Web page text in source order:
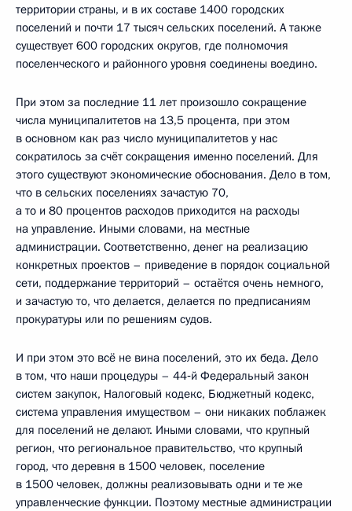
территории страны, и в их составе 1400 городских
поселений и почти 17 тысяч сельских поселений. А также
существует 600 городских округов, где полномочия
поселенческого и районного уровня соединены воедино.
При этом за последние 11 лет произошло сокращение
числа муниципалитетов на 13,5 процента, при этом
в основном как раз число муниципалитетов у нас
сократилось за счёт сокращения именно поселений. Для
этого существуют экономические обоснования. Дело в том,
что в сельских поселениях зачастую 70,
а то и 80 процентов расходов приходится на расходы
на управление. Иными словами, на местные
администрации. Соответственно, денег на реализацию
конкретных проектов – приведение в порядок социальной
сети, поддержание территорий – остаётся очень немного,
и зачастую то, что делается, делается по предписаниям
прокуратуры или по решениям судов.
И при этом это всё не вина поселений, это их беда. Дело
в том, что наши процедуры – 44‑й Федеральный закон
систем закупок, Налоговый кодекс, Бюджетный кодекс,
система управления имуществом – они никаких поблажек
для поселений не делают. Иными словами, что крупный
регион, что региональное правительство, что крупный
город, что деревня в 1500 человек, поселение
в 1500 человек, должны реализовывать одни и те же
управленческие функции. Поэтому местные администрации